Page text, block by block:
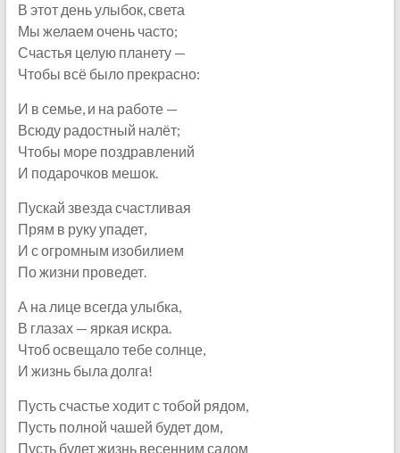
В этот день улыбок, света
Мы желаем очень часто;
Счастья целую планету —
Чтобы всё было прекрасно:
И в семье, и на работе —
Всюду радостный налёт;
Чтобы море поздравлений
И подарочков мешок.
Пускай звезда счастливая
Прям в руку упадет,
И с огромным изобилием
По жизни проведет.
А на лице всегда улыбка,
В глазах — яркая искра.
Чтоб освещало тебе солнце,
И жизнь была долга!
Пусть счастье ходит с тобой рядом,
Пусть полной чашей будет дом,
Пусть будет жизнь весенним садом